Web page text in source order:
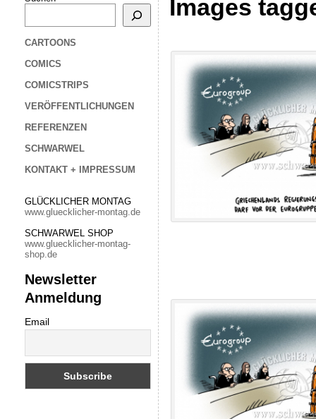
CARTOONS
COMICS
COMICSTRIPS
VERÖFFENTLICHUNGEN
REFERENZEN
SCHWARWEL
KONTAKT + IMPRESSUM
GLÜCKLICHER MONTAG
www.gluecklicher-montag.de
SCHWARWEL SHOP
www.gluecklicher-montag-
shop.de
Newsletter
Anmeldung
Email
Images